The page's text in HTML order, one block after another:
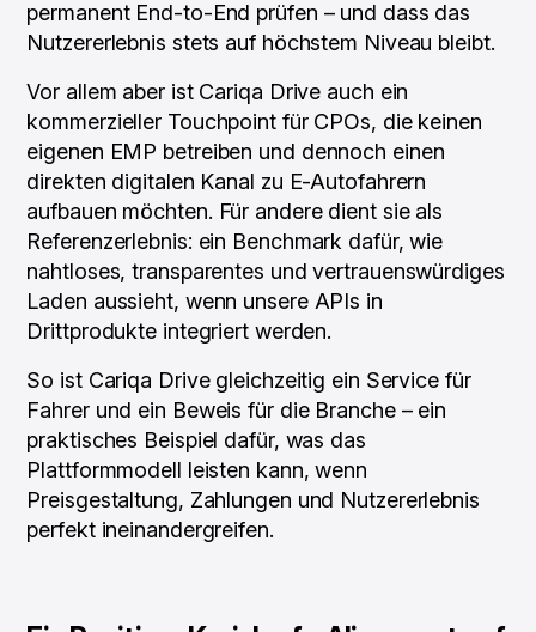
permanent End-to-End prüfen – und dass das
Nutzererlebnis stets auf höchstem Niveau bleibt.
Vor allem aber ist Cariqa Drive auch ein
kommerzieller Touchpoint für CPOs, die keinen
eigenen EMP betreiben und dennoch einen
direkten digitalen Kanal zu E-Autofahrern
aufbauen möchten. Für andere dient sie als
Referenzerlebnis: ein Benchmark dafür, wie
nahtloses, transparentes und vertrauenswürdiges
Laden aussieht, wenn unsere APIs in
Drittprodukte integriert werden.
So ist Cariqa Drive gleichzeitig ein Service für
Fahrer und ein Beweis für die Branche – ein
praktisches Beispiel dafür, was das
Plattformmodell leisten kann, wenn
Preisgestaltung, Zahlungen und Nutzererlebnis
perfekt ineinandergreifen.